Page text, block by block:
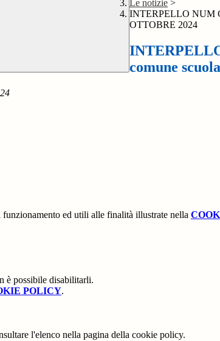
Le notizie >
INTERPELLO NUM
OTTOBRE 2024
comune
ed utili alle finalità illustrate nella
è possibile disabilitarli.
POLICY.
l'elenco nella pagina della cookie policy.